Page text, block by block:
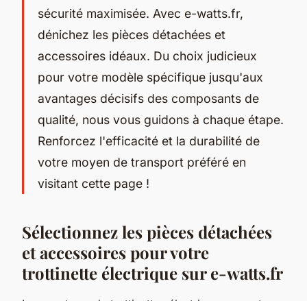
sécurité maximisée. Avec e-watts.fr,
dénichez les pièces détachées et
accessoires idéaux. Du choix judicieux
pour votre modèle spécifique jusqu'aux
avantages décisifs des composants de
qualité, nous vous guidons à chaque étape.
Renforcez l'efficacité et la durabilité de
votre moyen de transport préféré en
visitant cette page !
Sélectionnez les pièces détachées
et accessoires pour votre
trottinette électrique sur e-watts.fr